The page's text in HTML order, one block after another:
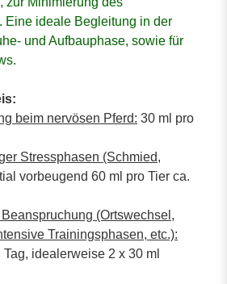
Eine ideale Begleitung in der
und Aufbauphase, sowie für
beim nervösen Pferd: 30 ml pro
Stressphasen (Schmied,
vorbeugend 60 ml pro Tier ca.
Beanspruchung (Ortswechsel,
Trainingsphasen, etc.):
idealerweise 2 x 30 ml